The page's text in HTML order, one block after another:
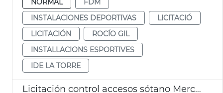
INSTALACIONES DEPORTIVAS
LICITACIÓ
LICITACIÓN
ROCÍO GIL
INSTALLACIONS ESPORTIVES
IDE LA TORRE
Licitación control accesos sótano Mercat Central València